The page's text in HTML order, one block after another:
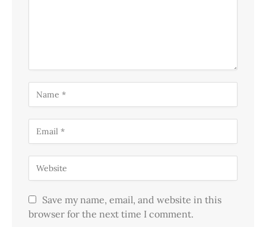
Save my name, email, and website in this
browser for the next time I comment.